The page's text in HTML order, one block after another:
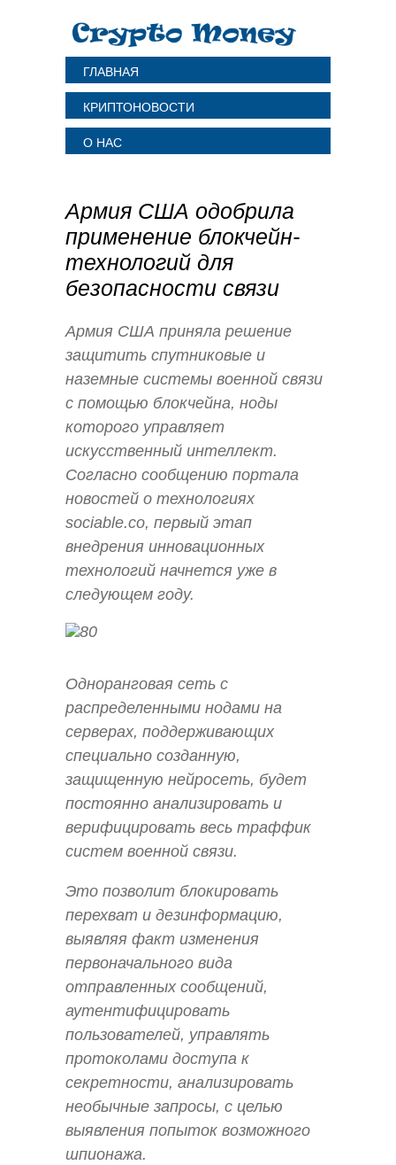
ГЛАВНАЯ
КРИПТОНОВОСТИ
О НАС
Армия США одобрила
применение блокчейн-
технологий для
безопасности связи
Армия США приняла решение
защитить спутниковые и
наземные системы военной связи
с помощью блокчейна, ноды
которого управляет
искусственный интеллект.
Согласно сообщению портала
новостей о технологиях
sociable.co, первый этап
внедрения инновационных
технологий начнется уже в
следующем году.
Одноранговая сеть с
распределенными нодами на
серверах, поддерживающих
специально созданную,
защищенную нейросеть, будет
постоянно анализировать и
верифицировать весь траффик
систем военной связи.
Это позволит блокировать
перехват и дезинформацию,
выявляя факт изменения
первоначального вида
отправленных сообщений,
аутентифицировать
пользователей, управлять
протоколами доступа к
секретности, анализировать
необычные запросы, с целью
выявления попыток возможного
шпионажа.